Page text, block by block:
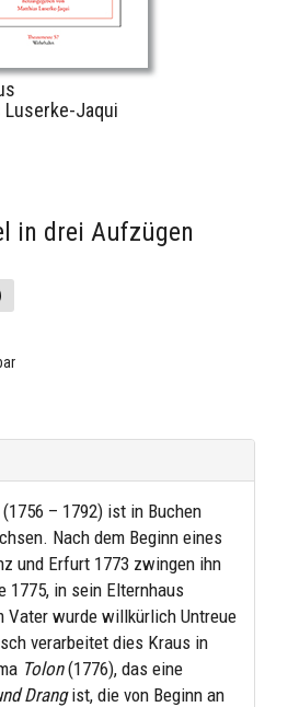
Jaqui
in drei Aufzügen
– 1792) ist in Buchen
Nach dem Beginn eines
und Erfurt 1773 zwingen ihn
1775, in sein Elternhaus
Vater wurde willkürlich Untreue
verarbeitet dies Kraus in
Tolon(1776), das eine
Drangist, die von Beginn an